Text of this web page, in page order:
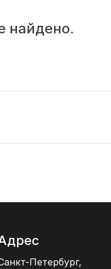
найдено.
Петербург,